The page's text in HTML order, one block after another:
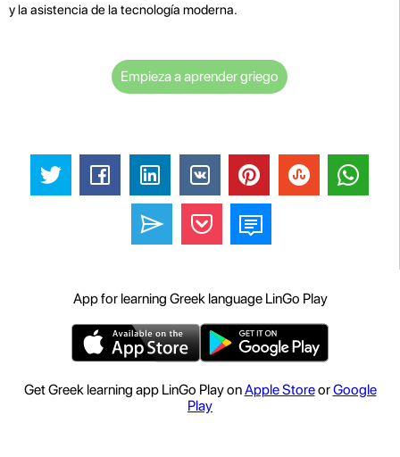
y la asistencia de la tecnología moderna.
Empieza a aprender griego
App for learning Greek language LinGo Play
Get Greek learning app LinGo Play onApple StoreorGoogle
Play